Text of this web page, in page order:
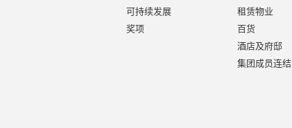
可持续发展
奖项
租赁物业
百货
酒店及府邸
集团成员连结